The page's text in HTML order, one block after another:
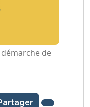
de